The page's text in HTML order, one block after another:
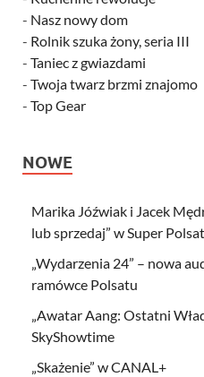
- Nasz nowy dom
- Rolnik szuka żony, seria III
- Taniec z gwiazdami
- Twoja twarz brzmi znajomo
- Top Gear
NOWE
Marika Jóźwiak i Jacek
lub sprzedaj” w Super Polsat
„Wydarzenia 24” – nowa
ramówce Polsatu
„Awatar Aang: Ostatni
SkyShowtime
„Skażenie” w CANAL+